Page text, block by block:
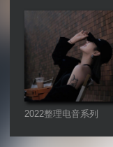
曲系列
2022整理电音系列